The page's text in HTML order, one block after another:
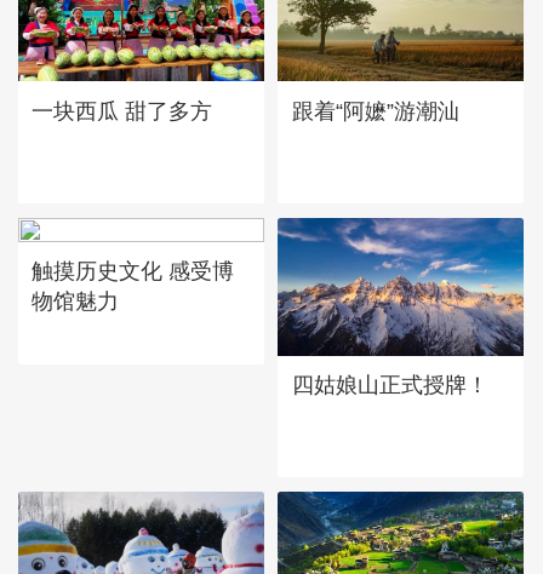
一块西瓜 甜了多方 跟着“阿嬷”游潮汕
触摸历史文化 感受博
物馆魅力
四姑娘山正式授牌！